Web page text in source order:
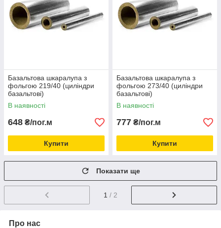
Базальтова шкаралупа з
фольгою 219/40 (циліндри
базальтові)
В наявності
648 ₴/пог.м
Купити
Базальтова шкаралупа з
фольгою 273/40 (циліндри
базальтові)
В наявності
777 ₴/пог.м
Купити
Показати ще
1 / 2
Про нас